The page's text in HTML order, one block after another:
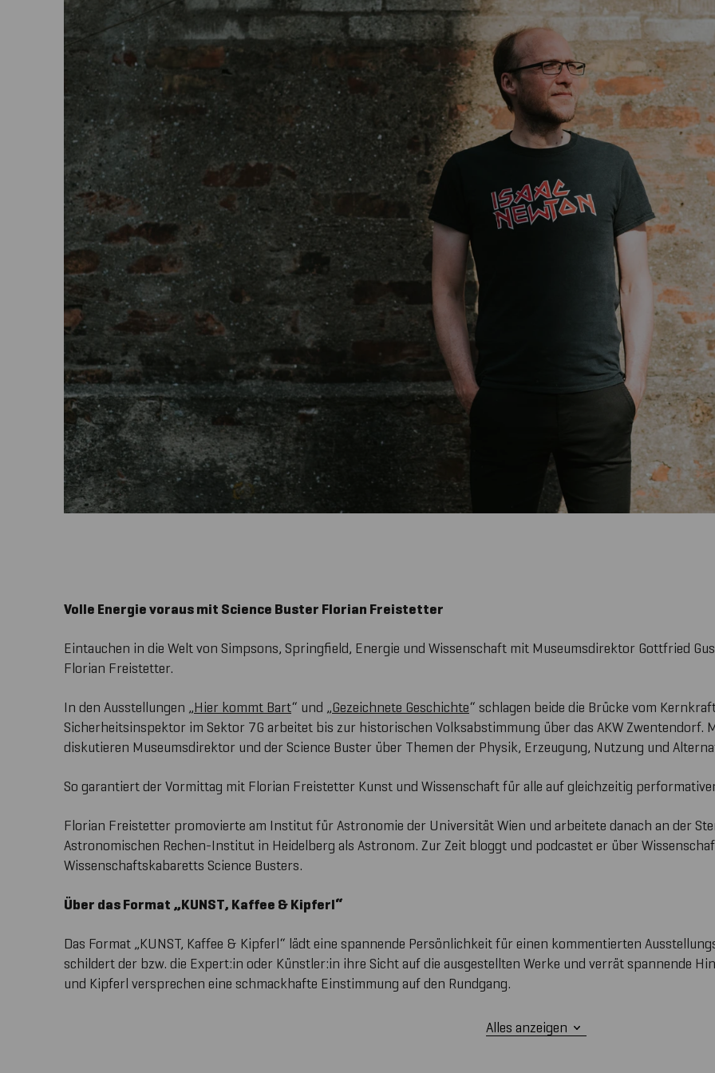
Volle Energie voraus mit Science Buster Florian Freistetter
Eintauchen in die Welt von Simpsons, Springfield, Energie und Wissenschaft mit Museumsdirektor Gottfried
Florian Freistetter.
In den Ausstellungen „Hier kommt Bart“ und „Gezeichnete Geschichte“ schlagen beide die Brücke vom
Sicherheitsinspektor im Sektor 7G arbeitet bis zur historischen Volksabstimmung über das AKW Zwentendorf.
diskutieren Museumsdirektor und der Science Buster über Themen der Physik, Erzeugung, Nutzung und
So garantiert der Vormittag mit Florian Freistetter Kunst und Wissenschaft für alle auf gleichzeitig
Florian Freistetter promovierte am Institut für Astronomie der Universität Wien und arbeitete danach an der
Astronomischen Rechen-Institut in Heidelberg als Astronom. Zur Zeit bloggt und podcastet er über
Wissenschaftskabaretts Science Busters.
Über das Format „KUNST, Kaffee & Kipferl“
Das Format „KUNST, Kaffee & Kipferl“ lädt eine spannende Persönlichkeit für einen kommentierten
schildert der bzw. die Expert:in oder Künstler:in ihre Sicht auf die ausgestellten Werke und verrät spannende
und Kipferl versprechen eine schmackhafte Einstimmung auf den Rundgang.
Alles anzeigen